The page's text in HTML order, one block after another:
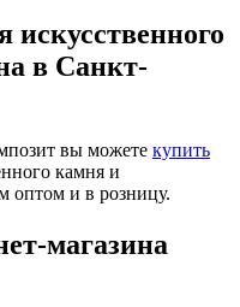
в Санкт-
вы можете купить
камня и
оптом и в розницу.
магазина